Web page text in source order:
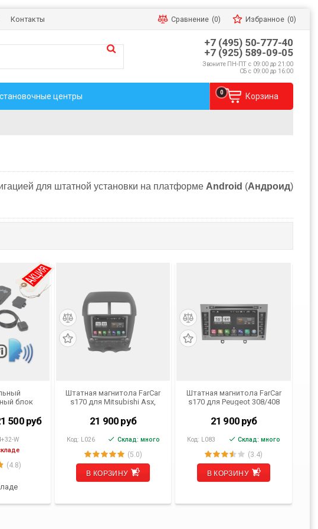
Контакты Сравнение (0) Избранное (0)
+7 (495) 50-777-40
+7 (925) 589-09-05
Звоните ПН-ПТ с 09:00 до 21:00
СБ с 09:00 до 16:00
центры Корзина
0
для штатной установки на платформе Android (Андроид)
блок
C-Box 3
eMMC
500 руб
W
(4.8)
Штатная магнитола FarCar
s170 для Mitsubishi Asx,
Aircross на Android (L026)
21 900 руб
Код: L026 Склад: много
(5.0)
В КОРЗИНУ
Штатная магнитола FarCar
s170 для Peugeot 308/408
21 900 руб
Код: L083 Склад: много
(3.4)
В КОРЗИНУ